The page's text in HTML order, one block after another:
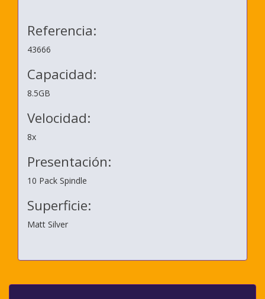
Referencia:
43666
Capacidad:
8.5GB
Velocidad:
8x
Presentación:
10 Pack Spindle
Superficie:
Matt Silver